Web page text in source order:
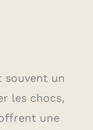
souvent un
les chocs,
une